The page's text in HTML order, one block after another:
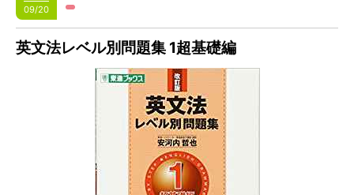
09/20
英文法レベル別問題集 1超基礎編